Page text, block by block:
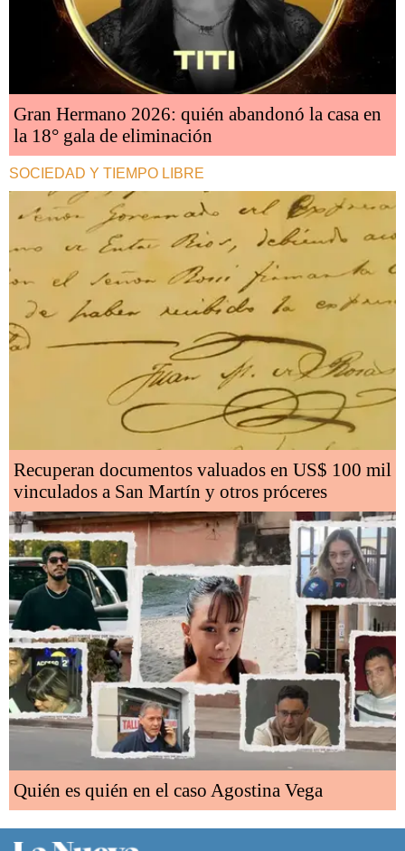
Gran Hermano 2026: quién abandonó la casa en
la 18° gala de eliminación
SOCIEDAD Y TIEMPO LIBRE
Recuperan documentos valuados en US$ 100 mil
vinculados a San Martín y otros próceres
Quién es quién en el caso Agostina Vega